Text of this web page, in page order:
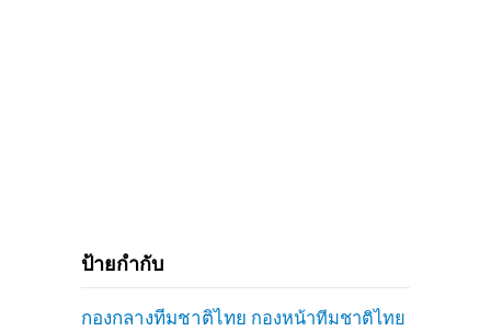
ป้ายกำกับ
กองกลางทีมชาติไทย กองหน้าทีมชาติไทย